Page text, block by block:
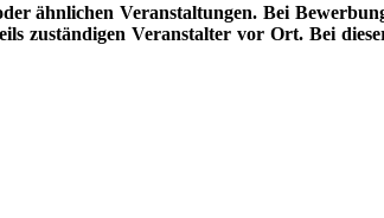
ähnlichen Veranstaltungen. Bei
zuständigen Veranstalter vor Ort. Bei